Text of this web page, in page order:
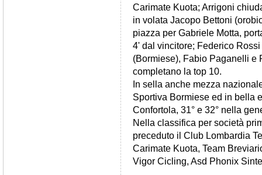
Carimate Kuota; Arrigoni
in volata Jacopo Bettoni
piazza per Gabriele Motta,
4' dal vincitore; Federico
(Bormiese), Fabio Paganelli e
completano la top 10.
In sella anche mezza
Sportiva Bormiese ed in bella
Confortola, 31° e 32° nella
Nella classifica per società
preceduto il Club Lombardia
Carimate Kuota, Team
Vigor Cicling, Asd Phonix